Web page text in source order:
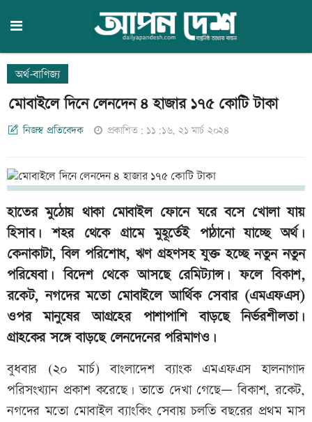
অর্থ-বাণিজ্য
মোবাইলে দিনে লেনদেন ৪ হাজার ১৭৫ কোটি টাকা
নিজস্ব প্রতিবেদক প্রকাশিত: ১১:১৬, ২১ মার্চ ২০২৪
হাতের মুঠোয় থাকা মোবাইল ফোনে ঘরে বসে খোলা যায়
হিসাব। শহর থেকে গ্রামে মুহূর্তেই পাঠানো যাচ্ছে অর্থ।
কেনাকাটা, বিল পরিশোধ, ঋণ গ্রহণসহ যুক্ত হচ্ছে নতুন নতুন
পরিষেবা। বিদেশ থেকে আসছে রেমিট্যান্স। ফলে বিকাশ,
রকেট, নগদের মতো মোবাইলে আর্থিক সেবার (এমএফএস)
ওপর মানুষের আগ্রহের পাশাপাশি বাড়ছে নির্ভরশীলতা।
গ্রাহকের সঙ্গে বাড়ছে লেনদেনের পরিমাণও।
বুধবার (২০ মার্চ) বাংলাদেশ ব্যাংক এমএফএস হালনাগাদ
পরিসংখ্যান প্রকাশ করেছে। তাতে দেখা গেছে— বিকাশ, রকেট,
নগদের মতো মোবাইল ব্যাংকিং সেবায় চলতি বছরের প্রথম মাস